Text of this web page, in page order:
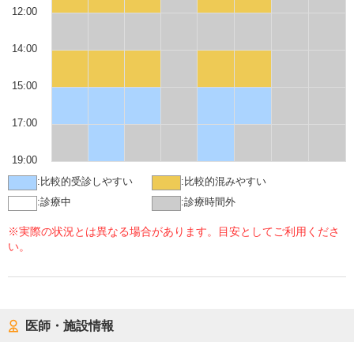
12:00
14:00
15:00
17:00
19:00
: 比較的受診しやすい : 比較的混みやすい
:診療中 :診療時間外
※実際の状況とは異なる場合があります。目安としてご利用くださ
い。
医師・施設情報